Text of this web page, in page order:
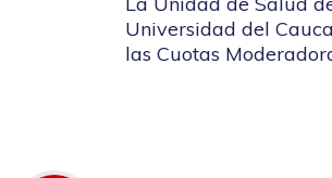
Universidad del
las Cuotas Moderadoras,